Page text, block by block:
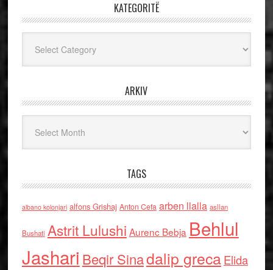
KATEGORITË
ARKIV
TAGS
albano kolonjari alfons Grishaj Anton Cefa arben llalla asllan
Bushati Astrit Lulushi Aurenc Bebja Behlul
Jashari Beqir Sinadalip grecaElida